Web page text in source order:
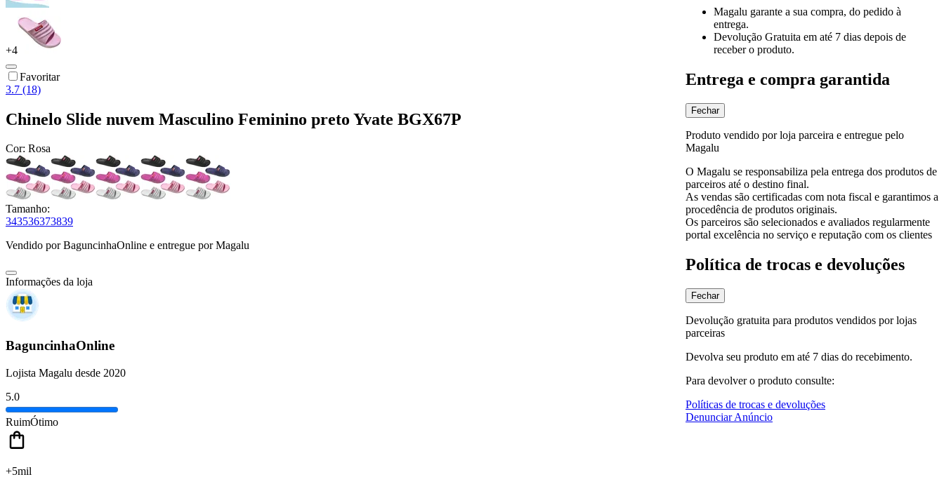
+4
Favoritar
3.7 (18)
Chinelo Slide nuvem Masculino Feminino preto Yvate BGX67P
Cor: Rosa
Tamanho:
343536373839
Vendido porBaguncinhaOnline e entregue por Magalu
Informações da loja
BaguncinhaOnline
Lojista Magalu desde 2020
5.0
RuimÓtimo
+5mil
Magalu garante a sua compra, do pedido à
entrega.
Devolução Gratuita em até 7 dias depois de
receber o produto.
Entrega e compra garantida
Fechar
Produto vendido por loja parceira e entregue pelo
Magalu
O Magalu se responsabiliza pela entrega dos produtos de
parceiros até o destino final.
As vendas são certificadas com nota fiscal e garantimos a
procedência de produtos originais.
Os parceiros são selecionados e avaliados regularmente
portal excelência no serviço e reputação com os clientes
Política de trocas e devoluções
Fechar
Devolução gratuita para produtos vendidos por lojas
parceiras
Devolva seu produto em até 7 dias do recebimento.
Para devolver o produto consulte:
Políticas de trocas e devoluções
Denunciar Anúncio